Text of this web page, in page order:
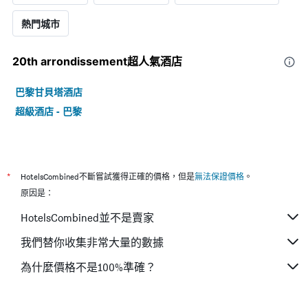
熱門城市
20th arrondissement超人氣酒店
巴黎甘貝塔酒店
超級酒店 - 巴黎
* HotelsCombined不斷嘗試獲得正確的價格，但是無法保證價格 。
原因是：
HotelsCombined並不是賣家
我們替你收集非常大量的數據
為什麼價格不是100%準確？